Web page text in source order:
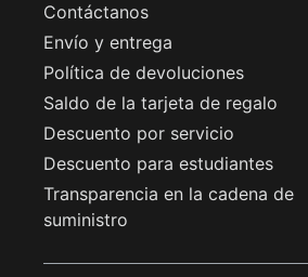
Contáctanos
Envío y entrega
Política de devoluciones
Saldo de la tarjeta de regalo
Descuento por servicio
Descuento para estudiantes
Transparencia en la cadena de
suministro